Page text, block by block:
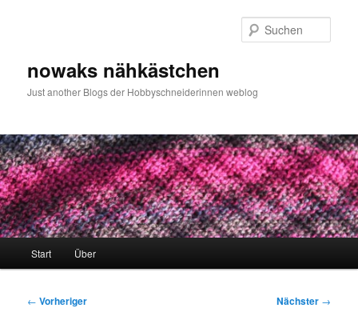
nowaks nähkästchen
Just another Blogs der Hobbyschneiderinnen weblog
Start Über
Beitragsnavigation
← Vorheriger Nächster →